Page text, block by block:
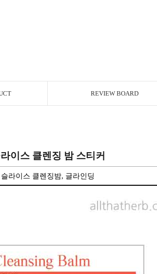
REVIEW BOARD
이스 클렌징 밤 스티커
슬라이스 클렌징밤, 글라인딩